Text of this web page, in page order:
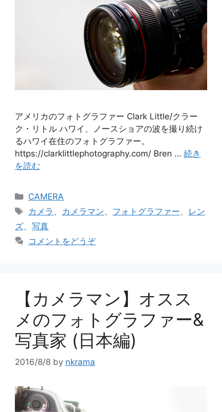
アメリカのフォトグラファー Clark Little/クラー
ク・リトル ハワイ、ノースショアの波を撮り続け
るハワイ在住のフォトグラファー。
https://clarklittlephotography.com/ Bren … 続き
を読む
カ
テ
リ
ー
CAMERA
タ
グ
カメラ 、 カメラマン、 フォトグラファー、 レン
ズ、 写真
コメントをどうぞ
【カメラマン】オスス
メのフォトグラファー&
写真家 (日本編)
2016/8/8 by nkrama